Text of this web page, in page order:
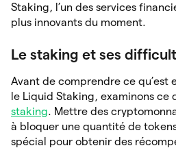
Staking, l’un des services
plus innovants du moment.
Le staking et ses
Avant de comprendre ce qu’est
le Liquid Staking, examinons ce
staking. Mettre des
à bloquer une quantité de
spécial pour obtenir des